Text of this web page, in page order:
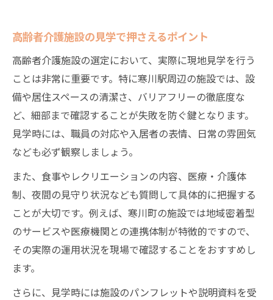
高齢者介護施設の見学で押さえるポイント
高齢者介護施設の選定において、実際に現地見学を行う
ことは非常に重要です。特に寒川駅周辺の施設では、設
備や居住スペースの清潔さ、バリアフリーの徹底度な
ど、細部まで確認することが失敗を防ぐ鍵となります。
見学時には、職員の対応や入居者の表情、日常の雰囲気
なども必ず観察しましょう。
また、食事やレクリエーションの内容、医療・介護体
制、夜間の見守り状況なども質問して具体的に把握する
ことが大切です。例えば、寒川町の施設では地域密着型
のサービスや医療機関との連携体制が特徴的ですので、
その実際の運用状況を現場で確認することをおすすめし
ます。
さらに、見学時には施設のパンフレットや説明資料を受